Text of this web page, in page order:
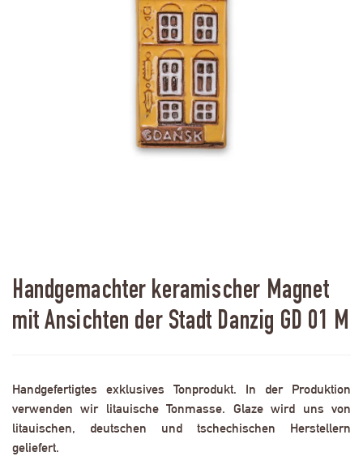
Handgemachter keramischer Magnet
mit Ansichten der Stadt Danzig GD 01 M
Handgefertigtes exklusives Tonprodukt. In der Produktion
verwenden wir litauische Tonmasse. Glaze wird uns von
litauischen, deutschen und tschechischen Herstellern
geliefert.